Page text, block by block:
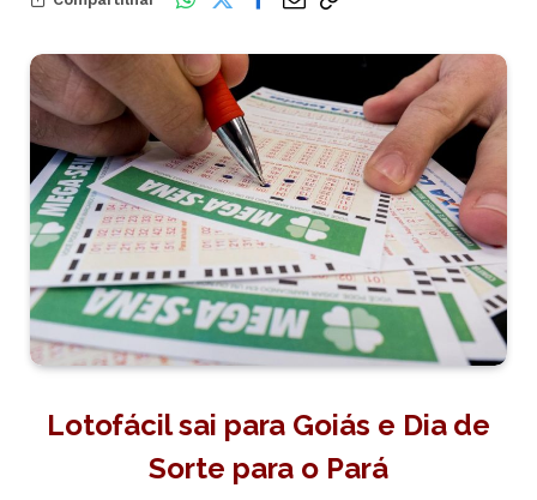
Lotofácil sai para Goiás e Dia de
Sorte para o Pará